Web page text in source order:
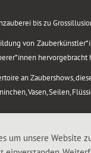
bis zu
von
hervorgebracht
an Zaubershows,
Vasen, Seilen,
2026 Magic Zylinder
um unsere Website